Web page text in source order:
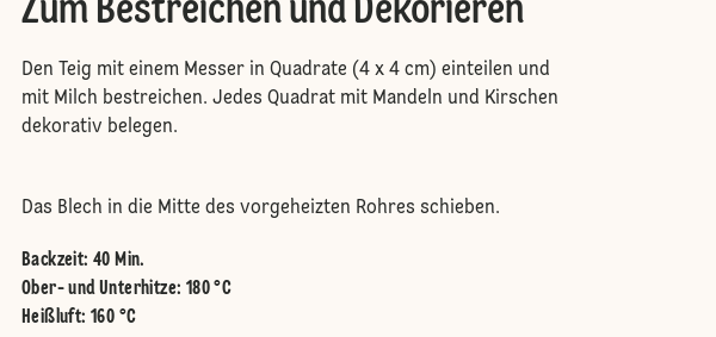
Zum Bestreichen und Dekorieren
Den Teig mit einem Messer in Quadrate (4 x 4 cm) einteilen und
mit Milch bestreichen. Jedes Quadrat mit Mandeln und Kirschen
dekorativ belegen.
Das Blech in die Mitte des vorgeheizten Rohres schieben.
Backzeit: 40 Min.
Ober- und Unterhitze: 180 °C
Heißluft: 160 °C